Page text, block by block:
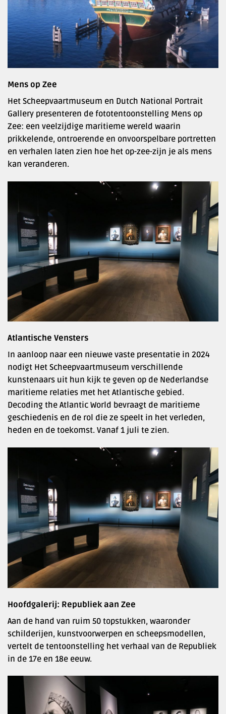
Mens op Zee
Het Scheepvaartmuseum en Dutch National Portrait
Gallery presenteren de fototentoonstelling Mens op
Zee: een veelzijdige maritieme wereld waarin
prikkelende, ontroerende en onvoorspelbare portretten
en verhalen laten zien hoe het op-zee-zijn je als mens
kan veranderen.
Atlantische Vensters
In aanloop naar een nieuwe vaste presentatie in 2024
nodigt Het Scheepvaartmuseum verschillende
kunstenaars uit hun kijk te geven op de Nederlandse
maritieme relaties met het Atlantische gebied.
Decoding the Atlantic World bevraagt de maritieme
geschiedenis en de rol die ze speelt in het verleden,
heden en de toekomst. Vanaf 1 juli te zien.
Hoofdgalerij: Republiek aan Zee
Aan de hand van ruim 50 topstukken, waaronder
schilderijen, kunstvoorwerpen en scheepsmodellen,
vertelt de tentoonstelling het verhaal van de Republiek
in de 17e en 18e eeuw.